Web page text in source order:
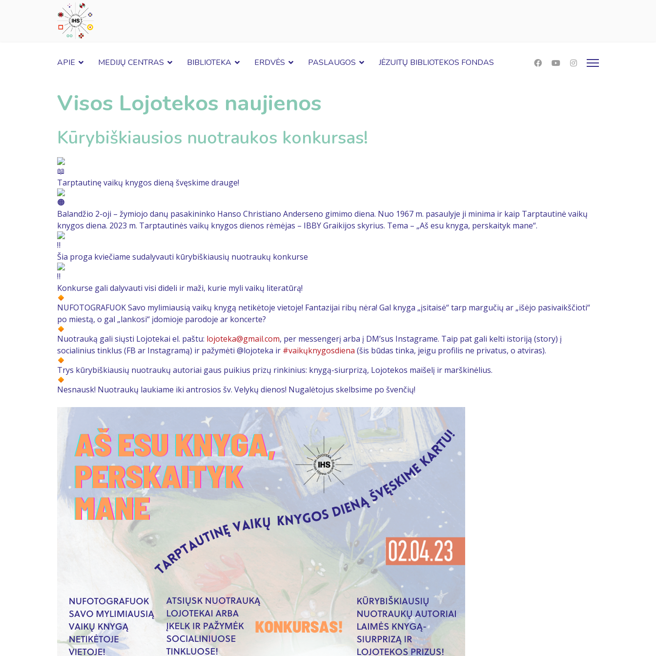
APIE MEDIJŲ CENTRAS BIBLIOTEKA ERDVĖS PASLAUGOS JĖZUITŲ BIBLIOTEKOS FONDAS
Visos Lojotekos naujienos
Kūrybiškiausios nuotraukos konkursas!
Tarptautinę vaikų knygos dieną švęskime drauge!
Balandžio 2-oji – žymiojo danų pasakininko Hanso Christiano Anderseno gimimo diena. Nuo 1967 m. pasaulyje ji minima ir kaip Tarptautinė vaikų
knygos diena. 2023 m. Tarptautinės vaikų knygos dienos rėmėjas – IBBY Graikijos skyrius. Tema – „Aš esu knyga, perskaityk mane“.
Šia proga kviečiame sudalyvauti kūrybiškiausių nuotraukų konkurse
Konkurse gali dalyvauti visi dideli ir maži, kurie myli vaikų literatūrą!
NUFOTOGRAFUOK Savo mylimiausią vaikų knygą netikėtoje vietoje! Fantazijai ribų nėra! Gal knyga „įsitaisė“ tarp margučių ar „išėjo pasivaikščioti“
po miestą, o gal „lankosi“ įdomioje parodoje ar koncerte?
Nuotrauką gali siųsti Lojotekai el. paštu: lojoteka@gmail.com, per messengerį arba į DM’sus Instagrame. Taip pat gali kelti istoriją (story) į
socialinius tinklus (FB ar Instagramą) ir pažymėti @lojoteka ir #vaikųknygosdiena (šis būdas tinka, jeigu profilis ne privatus, o atviras).
Trys kūrybiškiausių nuotraukų autoriai gaus puikius prizų rinkinius: knygą-siurprizą, Lojotekos maišelį ir marškinėlius.
Nesnausk! Nuotraukų laukiame iki antrosios šv. Velykų dienos! Nugalėtojus skelbsime po švenčių!